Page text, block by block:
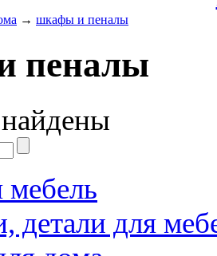
→ шкафы и пеналы
пеналы
мебель
детали для